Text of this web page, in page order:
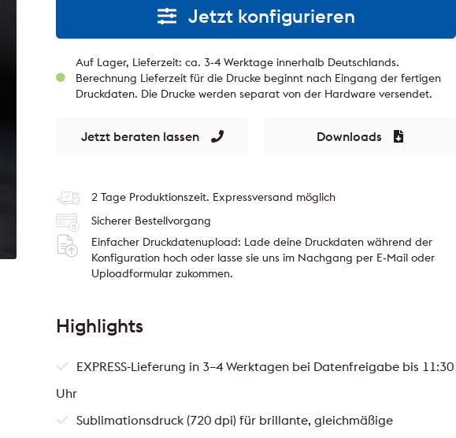
Jetzt konfigurieren
Auf Lager, Lieferzeit: ca. 3-4 Werktage innerhalb Deutschlands.
Berechnung Lieferzeit für die Drucke beginnt nach Eingang der fertigen
Druckdaten. Die Drucke werden separat von der Hardware versendet.
Jetzt beraten lassen Downloads
2 Tage Produktionszeit. Expressversand möglich
Sicherer Bestellvorgang
Einfacher Druckdatenupload: Lade deine Druckdaten während der
Konfiguration hoch oder lasse sie uns im Nachgang per E-Mail oder
Uploadformular zukommen.
Highlights
EXPRESS-Lieferung in 3–4 Werktagen bei Datenfreigabe bis 11:30
Uhr
Sublimationsdruck (720 dpi) für brillante, gleichmäßige